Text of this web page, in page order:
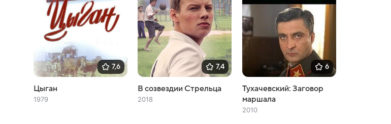
7,6
Цыган
1979
7,4
В созвездии Стрельца
2018
6
Тухачевский: Заговор
маршала
2010